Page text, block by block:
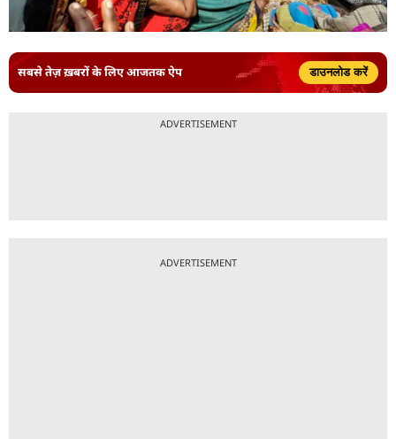
सबसे तेज़ ख़बरों के लिए आजतक ऐप डाउनलोड करें
ADVERTISEMENT
ADVERTISEMENT